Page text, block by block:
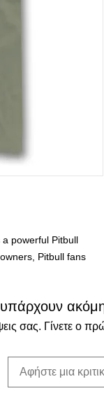
powerful Pitbull
Pitbull fans
ακόμη
σας. Γίνετε ο
Αφήστε μια